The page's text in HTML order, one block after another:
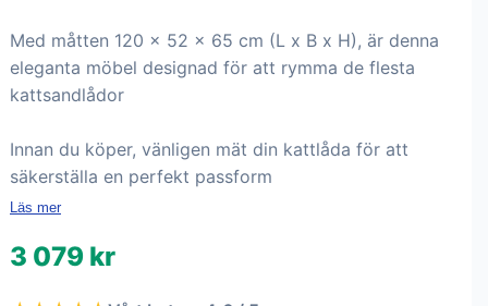
Med måtten 120 x 52 x 65 cm (L x B x H), är denna
eleganta möbel designad för att rymma de flesta
kattsandlådor
Innan du köper, vänligen mät din kattlåda för att
säkerställa en perfekt passform
Läs mer
3 079 kr